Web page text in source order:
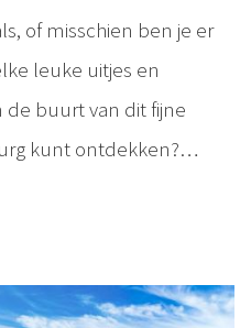
of misschien ben je er
leuke uitjes en
de buurt van dit fijne
kunt ontdekken?…